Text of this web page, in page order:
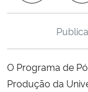
Ministério da Ciência,
Ministério do Turismo
O Programa de
Produção da